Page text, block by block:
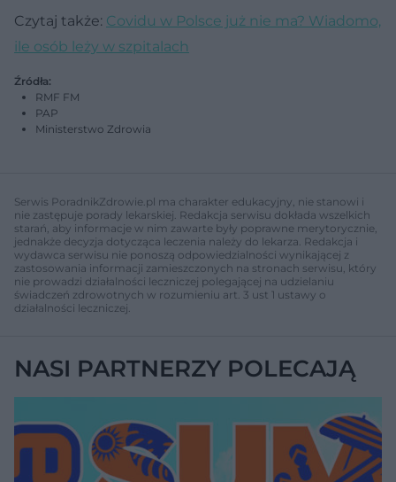
Czytaj także: Covidu w Polsce już nie ma? Wiadomo,
ile osób leży w szpitalach
Źródła:
RMF FM
PAP
Ministerstwo Zdrowia
Serwis PoradnikZdrowie.pl ma charakter edukacyjny, nie stanowi i
nie zastępuje porady lekarskiej. Redakcja serwisu dokłada wszelkich
starań, aby informacje w nim zawarte były poprawne merytorycznie,
jednakże decyzja dotycząca leczenia należy do lekarza. Redakcja i
wydawca serwisu nie ponoszą odpowiedzialności wynikającej z
zastosowania informacji zamieszczonych na stronach serwisu, który
nie prowadzi działalności leczniczej polegającej na udzielaniu
świadczeń zdrowotnych w rozumieniu art. 3 ust 1 ustawy o
działalności leczniczej.
NASI PARTNERZY POLECAJĄ